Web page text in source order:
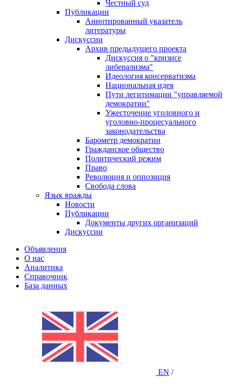
Честный суд
Публикации
Аннотированный указатель
литературы
Дискуссии
Архив предыдущего проекта
Дискуссия о "кризисе
либерализма"
Идеология консерватизма
Национальная идея
Пути легитимации "управляемой
демократии"
Ужесточение уголовного и
уголовно-процесуального
законодательства
Барометр демократии
Гражданское общество
Политический режим
Право
Революция и оппозиция
Свобода слова
Язык вражды
Новости
Публикации
Документы других организаций
Дискуссии
Объявления
О нас
Аналитика
Справочник
База данных
EN /